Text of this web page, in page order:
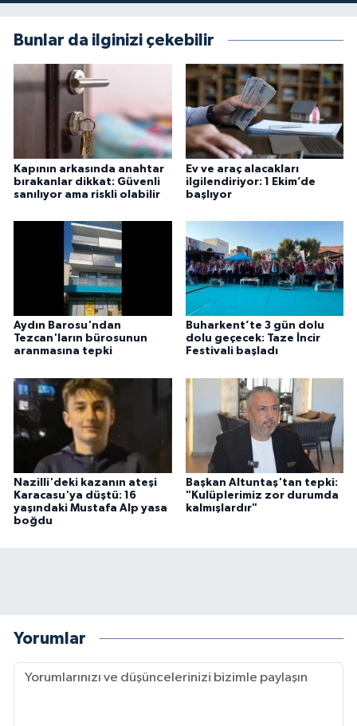
Bunlar da ilginizi çekebilir
Kapının arkasında anahtar
bırakanlar dikkat: Güvenli
sanılıyor ama riskli olabilir
Ev ve araç alacakları
ilgilendiriyor: 1 Ekim’de
başlıyor
Aydın Barosu'ndan
Tezcan'ların bürosunun
aranmasına tepki
Buharkent’te 3 gün dolu
dolu geçecek: Taze İncir
Festivali başladı
Nazilli'deki kazanın ateşi
Karacasu'ya düştü: 16
yaşındaki Mustafa Alp yasa
boğdu
Başkan Altuntaş'tan tepki:
"Kulüplerimiz zor durumda
kalmışlardır"
Yorumlar